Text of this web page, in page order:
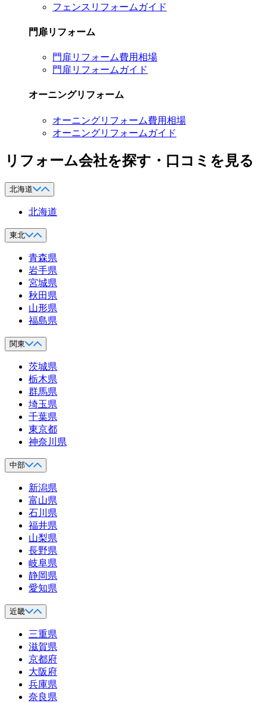
フェンスリフォームガイド
門扉リフォーム
門扉リフォーム費用相場
門扉リフォームガイド
オーニングリフォーム
オーニングリフォーム費用相場
オーニングリフォームガイド
リフォーム会社を探す・口コミを見る
北海道
北海道
東北
青森県
岩手県
宮城県
秋田県
山形県
福島県
関東
茨城県
栃木県
群馬県
埼玉県
千葉県
東京都
神奈川県
中部
新潟県
富山県
石川県
福井県
山梨県
長野県
岐阜県
静岡県
愛知県
近畿
三重県
滋賀県
京都府
大阪府
兵庫県
奈良県